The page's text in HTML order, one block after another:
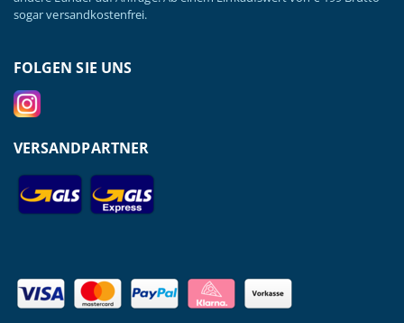
sogar versandkostenfrei.
FOLGEN SIE UNS
VERSANDPARTNER